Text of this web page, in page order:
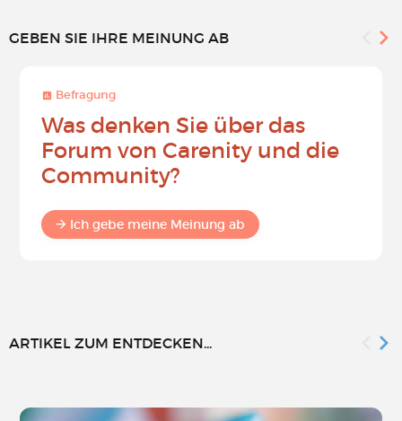
GEBEN SIE IHRE MEINUNG AB
Befragung
Was denken Sie über das
Forum von Carenity und die
Community?
Ich gebe meine Meinung ab
ARTIKEL ZUM ENTDECKEN...